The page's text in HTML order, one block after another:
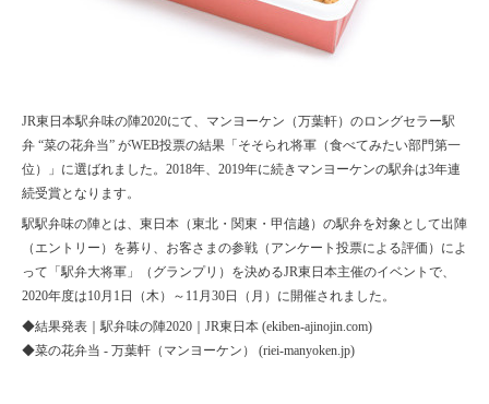
JR東日本駅弁味の陣2020にて、マンヨーケン（万葉軒）のロングセラー駅
弁 “菜の花弁当” がWEB投票の結果「そそられ将軍（食べてみたい部門第一
位）」に選ばれました。2018年、2019年に続きマンヨーケンの駅弁は3年連
続受賞となります。
駅駅弁味の陣とは、東日本（東北・関東・甲信越）の駅弁を対象として出陣
（エントリー）を募り、お客さまの参戦（アンケート投票による評価）によ
って「駅弁大将軍」（グランプリ）を決めるJR東日本主催のイベントで、
2020年度は10月1日（木）～11月30日（月）に開催されました。
◆結果発表｜駅弁味の陣2020｜JR東日本 (ekiben-ajinojin.com)
◆菜の花弁当 - 万葉軒（マンヨーケン） (riei-manyoken.jp)